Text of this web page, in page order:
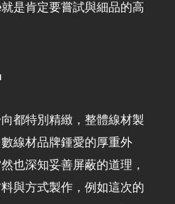
是肯定要嘗試與細品的高
都特別精緻，整體線材製
線材品牌鍾愛的厚重外
也深知妥善屏蔽的道理，
與方式製作，例如這次的